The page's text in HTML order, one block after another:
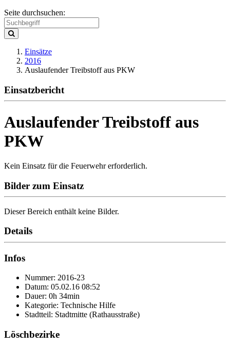
Seite durchsuchen:
Einsätze
2016
Auslaufender Treibstoff aus PKW
Einsatzbericht
Auslaufender Treibstoff aus
PKW
Kein Einsatz für die Feuerwehr erforderlich.
Bilder zum Einsatz
Dieser Bereich enthält keine Bilder.
Details
Infos
Nummer: 2016-23
Datum: 05.02.16 08:52
Dauer: 0h 34min
Kategorie: Technische Hilfe
Stadtteil: Stadtmitte (Rathausstraße)
Löschbezirke